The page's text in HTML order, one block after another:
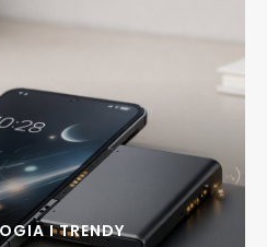
I TRENDY